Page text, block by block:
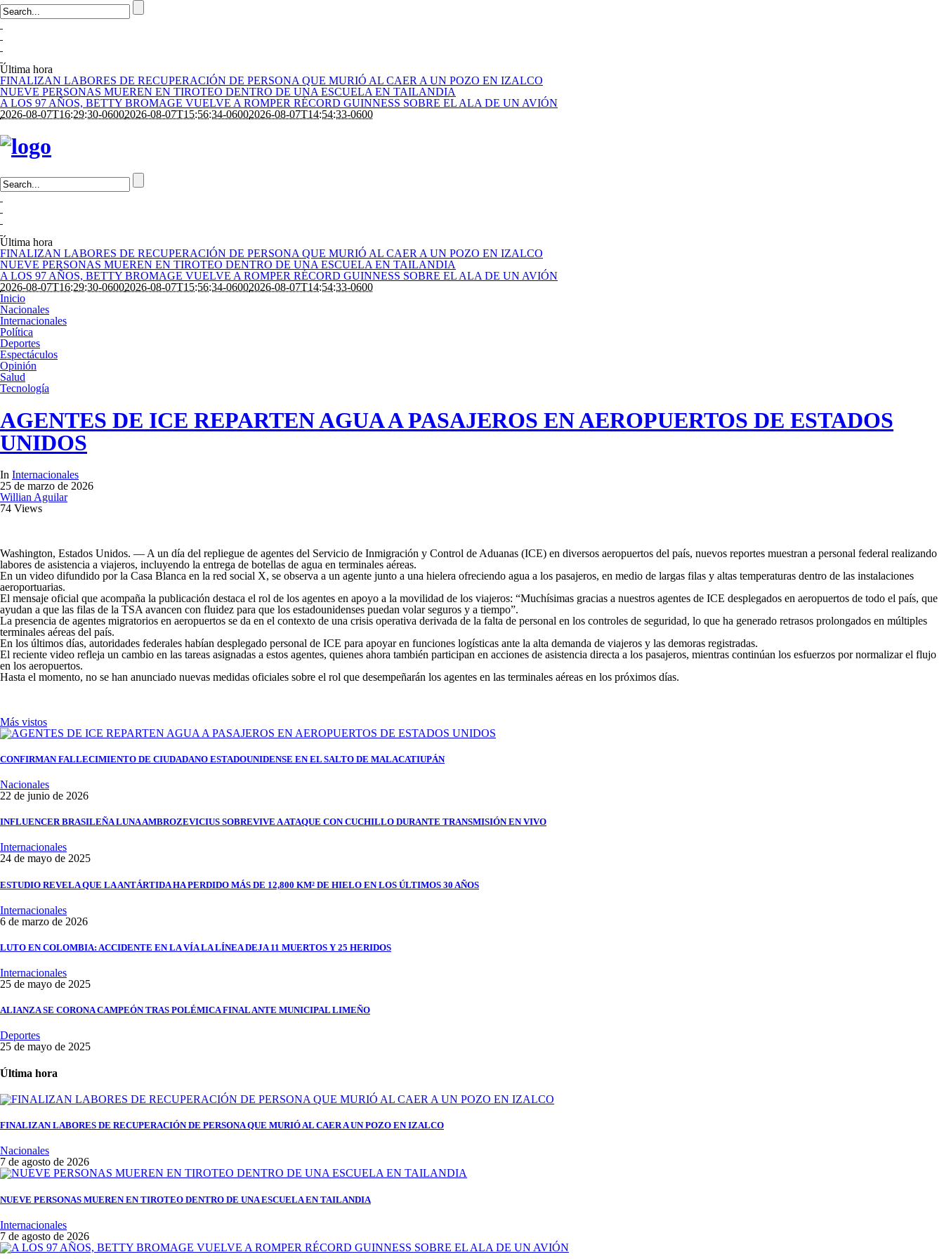
Última hora
FINALIZAN LABORES DE RECUPERACIÓN DE PERSONA QUE MURIÓ AL CAER A UN POZO EN IZALCO
NUEVE PERSONAS MUEREN EN TIROTEO DENTRO DE UNA ESCUELA EN TAILANDIA
A LOS 97 AÑOS, BETTY BROMAGE VUELVE A ROMPER RÉCORD GUINNESS SOBRE EL ALA DE UN AVIÓN
2026-08-07T16:29:30-06002026-08-07T15:56:34-06002026-08-07T14:54:33-0600
Última hora
FINALIZAN LABORES DE RECUPERACIÓN DE PERSONA QUE MURIÓ AL CAER A UN POZO EN IZALCO
NUEVE PERSONAS MUEREN EN TIROTEO DENTRO DE UNA ESCUELA EN TAILANDIA
A LOS 97 AÑOS, BETTY BROMAGE VUELVE A ROMPER RÉCORD GUINNESS SOBRE EL ALA DE UN AVIÓN
2026-08-07T16:29:30-06002026-08-07T15:56:34-06002026-08-07T14:54:33-0600
Inicio
Nacionales
Internacionales
Política
Deportes
Espectáculos
Opinión
Salud
Tecnología
AGENTES DE ICE REPARTEN AGUA A PASAJEROS EN AEROPUERTOS DE ESTADOS
UNIDOS
In Internacionales
25 de marzo de 2026
Willian Aguilar
74 Views
Washington, Estados Unidos. — A un día del repliegue de agentes del Servicio de Inmigración y Control de Aduanas (ICE) en diversos aeropuertos del país, nuevos reportes muestran a personal federal realizando
labores de asistencia a viajeros, incluyendo la entrega de botellas de agua en terminales aéreas.
En un video difundido por la Casa Blanca en la red social X, se observa a un agente junto a una hielera ofreciendo agua a los pasajeros, en medio de largas filas y altas temperaturas dentro de las instalaciones
aeroportuarias.
El mensaje oficial que acompaña la publicación destaca el rol de los agentes en apoyo a la movilidad de los viajeros: “Muchísimas gracias a nuestros agentes de ICE desplegados en aeropuertos de todo el país, que
ayudan a que las filas de la TSA avancen con fluidez para que los estadounidenses puedan volar seguros y a tiempo”.
La presencia de agentes migratorios en aeropuertos se da en el contexto de una crisis operativa derivada de la falta de personal en los controles de seguridad, lo que ha generado retrasos prolongados en múltiples
terminales aéreas del país.
En los últimos días, autoridades federales habían desplegado personal de ICE para apoyar en funciones logísticas ante la alta demanda de viajeros y las demoras registradas.
El reciente video refleja un cambio en las tareas asignadas a estos agentes, quienes ahora también participan en acciones de asistencia directa a los pasajeros, mientras continúan los esfuerzos por normalizar el flujo
en los aeropuertos.
Hasta el momento, no se han anunciado nuevas medidas oficiales sobre el rol que desempeñarán los agentes en las terminales aéreas en los próximos días.
Más vistos
CONFIRMAN FALLECIMIENTO DE CIUDADANO ESTADOUNIDENSE EN EL SALTO DE MALACATIUPÁN
Nacionales
22 de junio de 2026
INFLUENCER BRASILEÑA LUNA AMBROZEVICIUS SOBREVIVE A ATAQUE CON CUCHILLO DURANTE TRANSMISIÓN EN VIVO
Internacionales
24 de mayo de 2025
ESTUDIO REVELA QUE LA ANTÁRTIDA HA PERDIDO MÁS DE 12,800 KM² DE HIELO EN LOS ÚLTIMOS 30 AÑOS
Internacionales
6 de marzo de 2026
LUTO EN COLOMBIA: ACCIDENTE EN LA VÍA LA LÍNEA DEJA 11 MUERTOS Y 25 HERIDOS
Internacionales
25 de mayo de 2025
ALIANZA SE CORONA CAMPEÓN TRAS POLÉMICA FINAL ANTE MUNICIPAL LIMEÑO
Deportes
25 de mayo de 2025
Última hora
FINALIZAN LABORES DE RECUPERACIÓN DE PERSONA QUE MURIÓ AL CAER A UN POZO EN IZALCO
Nacionales
7 de agosto de 2026
NUEVE PERSONAS MUEREN EN TIROTEO DENTRO DE UNA ESCUELA EN TAILANDIA
Internacionales
7 de agosto de 2026